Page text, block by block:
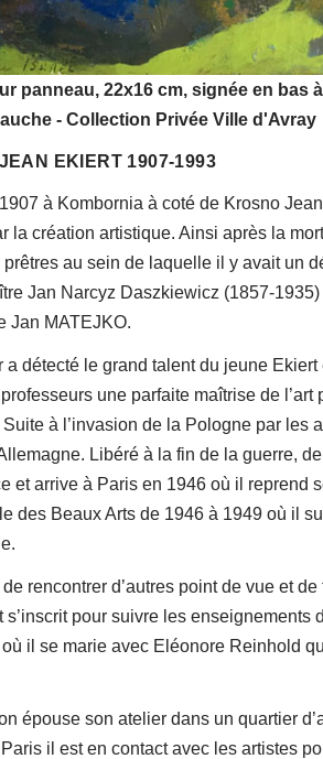
panneau, 22x16 cm, signée en bas
- Collection Privée Ville d'Avray
EKIERT 1907-1993
à Kombornia à coté de Krosno
la création artistique. Ainsi après la
au sein de laquelle il y avait un
Jan Narcyz Daszkiewicz (1857-1935)
Jan MATEJKO.
a détecté le grand talent du jeune
une parfaite maîtrise de
Suite à l’invasion de la Pologne par les
Libéré à la fin de la guerre,
et arrive à Paris en 1946 où il reprend
des Beaux Arts de 1946 à 1949 où il
de rencontrer d’autres point de vue et
pour suivre les enseignements
il se marie avec Eléonore Reinhold
épouse son atelier dans un quartier
il est en contact avec les artistes